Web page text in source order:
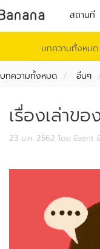
สถานที่
บทความทั้งหมด
บทความทั้งหมด อื่นๆ
เรื่องเล่าข
23 ม.ค. 2562 โดย Event